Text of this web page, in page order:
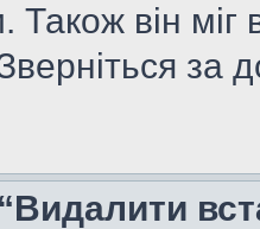
Також він
за